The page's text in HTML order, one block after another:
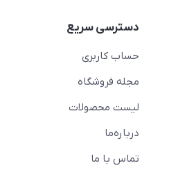
دسترسی سریع
حساب کاربری
مجله فروشگاه
لیست محصولات
درباره‌ما
تماس با ما